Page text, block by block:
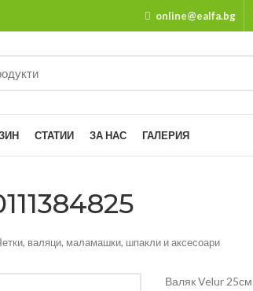
online@ealfa.bg
СТАТИИ ЗА НАС ГАЛЕРИЯ
валяци, маламашки, шпакли и аксесоари
Валяк Velur